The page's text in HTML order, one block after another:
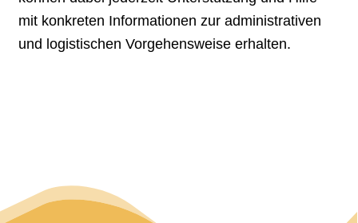
mit konkreten Informationen zur administrativen
und logistischen Vorgehensweise erhalten.